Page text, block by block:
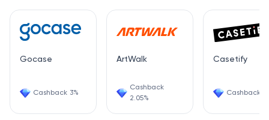
Gocase
Cashback 3%
ArtWalk
Cashback
2.05%
Casetify
Cashback